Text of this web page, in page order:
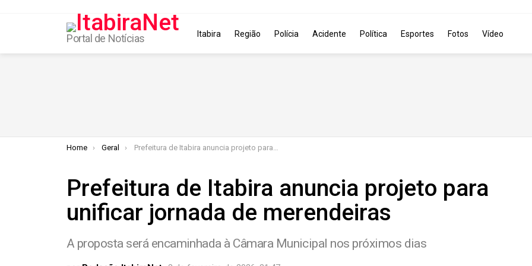
Portal de Notícias Itabira Região Polícia Acidente Política Esportes Fotos Vídeo
You are here:
Home Geral Prefeitura de Itabira anuncia projeto para unificar jornada de merendeiras
Prefeitura de Itabira anuncia projeto para
unificar jornada de merendeiras
A proposta será encaminhada à Câmara Municipal nos próximos dias